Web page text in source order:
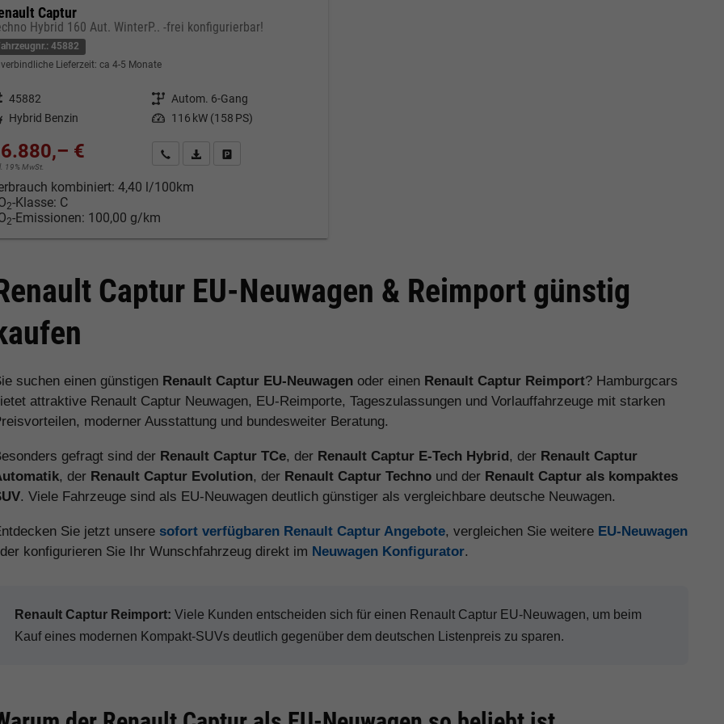
Captur
Hybrid 160 Aut. WinterP.. -frei konfigurierbar!
45882
Lieferzeit: ca 4-5 Monate
45882 Getriebe Autom. 6-Gang
Hybrid Benzin Leistung 116 kW (158 PS)
€
19% MwSt.
Kontakt & Angebot anfordern
PDF-Datei, Fahrzeugexposé drucken
kombiniert:4,40 l/100km
2-Klasse: C
2-Emissionen: 100,00 g/km
Captur EU-Neuwagen & Reimport günstig
suchen einen günstigen Renault Captur EU-Neuwagen oder einen Renault Captur Reimport? Hamburgcars
attraktive Renault Captur Neuwagen, EU-Reimporte, Tageszulassungen und Vorlauffahrzeuge mit starken
moderner Ausstattung und bundesweiter Beratung.
gefragt sind der Renault Captur TCe, der Renault Captur E-Tech Hybrid , der Renault Captur
, der Renault Captur Evolution, der Renault Captur Techno und der Renault Captur als kompaktes
. Viele Fahrzeuge sind als EU-Neuwagen deutlich günstiger als vergleichbare deutsche Neuwagen.
Sie jetzt unsere sofort verfügbaren Renault Captur Angebote, vergleichen Sie weitere EU-Neuwagen
konfigurieren Sie Ihr Wunschfahrzeug direkt im Neuwagen Konfigurator.
Renault Captur Reimport: Viele Kunden entscheiden sich für einen Renault Captur EU-Neuwagen, um beim
Kauf eines modernen Kompakt-SUVs deutlich gegenüber dem deutschen Listenpreis zu sparen.